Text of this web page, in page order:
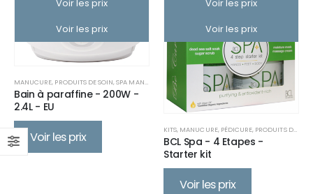
Voir les prix
Voir les prix
MANUCURE, PRODUITS DE SOIN,SPA MANUCURE SPA PÉDICURE
Bain à paraffine - 200W -
2.4L - EU
Voir les prix
Voir les prix
Voir les prix
KITS, MANUCURE, PÉDICURE, PRODUITS DE SOIN
BCL Spa - 4 Etapes -
Starter kit
Voir les prix